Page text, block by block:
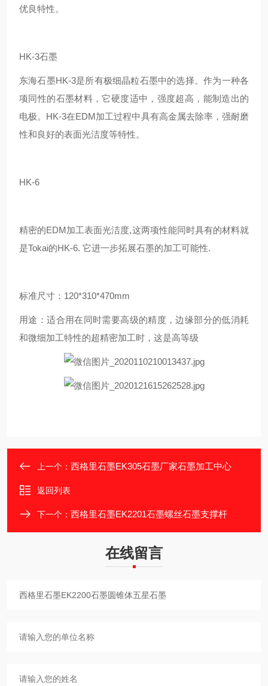
优良特性。
HK-3石墨
东海石墨HK-3是所有极细晶粒石墨中的选择。作为一种各
项同性的石墨材料，它硬度适中，强度超高，能制造出的
电极。HK-3在EDM加工过程中具有高金属去除率，强耐磨
性和良好的表面光洁度等特性。
HK-6
精密的EDM加工表面光洁度,这两项性能同时具有的材料就
是Tokai的HK-6. 它进一步拓展石墨的加工可能性.
标准尺寸：120*310*470mm
用途：适合用在同时需要高级的精度，边缘部分的低消耗
和微细加工特性的超精密加工时，这是高等级
上一个： 西格里石墨EK305石墨厂家石墨加工中心
返回列表
下一个： 西格里石墨EK2201石墨螺丝石墨支撑杆
在线留言